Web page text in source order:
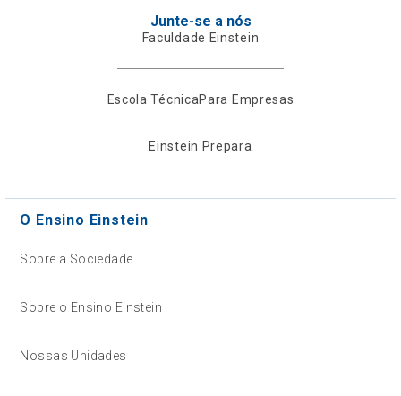
Junte-se a nós
Faculdade Einstein
Escola TécnicaPara Empresas
Einstein Prepara
O Ensino Einstein
Sobre a Sociedade
Sobre o Ensino Einstein
Nossas Unidades